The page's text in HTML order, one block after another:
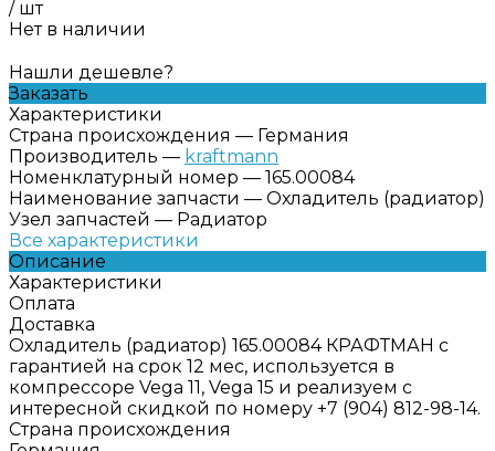
/ шт
Нет в наличии
Нашли дешевле?
Заказать
Характеристики
Страна происхождения — Германия
Производитель — kraftmann
Номенклатурный номер — 165.00084
Наименование запчасти — Охладитель (радиатор)
Узел запчастей — Радиатор
Все характеристики
Описание
Характеристики
Оплата
Доставка
Охладитель (радиатор) 165.00084 КРАФТМАН с
гарантией на срок 12 мес, используется в
компрессоре Vega 11, Vega 15 и реализуем с
интересной скидкой по номеру +7 (904) 812-98-14.
Страна происхождения